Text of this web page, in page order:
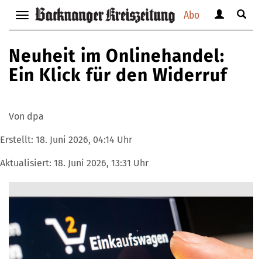
Abo
Navigation
anzeigen
verbergen
anzeigen
verbergen
Suche
Neuheit im Onlinehandel:
Ein Klick für den Widerruf
Von dpa
Erstellt: 18. Juni 2026, 04:14 Uhr
Aktualisiert: 18. Juni 2026, 13:31 Uhr